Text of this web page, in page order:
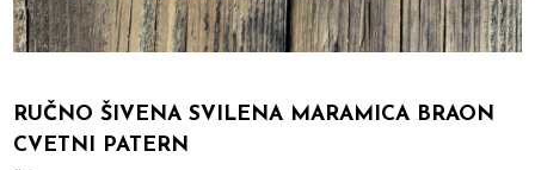
RUČNO ŠIVENA SVILENA MARAMICA BRAON
CVETNI PATERN